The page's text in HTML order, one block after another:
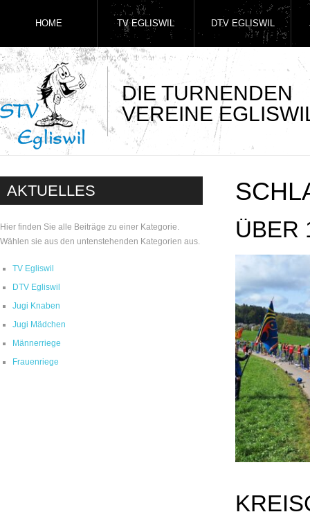
DIE TURNENDEN
VEREINE
HOME TV EGLISWIL DTV EGLISWIL
AKTUELLES
Hier finden Sie alle Beiträge zu einer Kategorie.
Wählen sie aus den untenstehenden Kategorien aus.
TV Egliswil
DTV Egliswil
Jugi Knaben
Jugi Mädchen
Männerriege
Frauenriege
ÜBER